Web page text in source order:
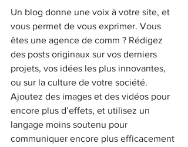
Un blog donne une voix à votre site, et
vous permet de vous exprimer. Vous
êtes une agence de comm ? Rédigez
des posts originaux sur vos derniers
projets, vos idées les plus innovantes,
ou sur la culture de votre société.
Ajoutez des images et des vidéos pour
encore plus d’effets, et utilisez un
langage moins soutenu pour
communiquer encore plus efficacement